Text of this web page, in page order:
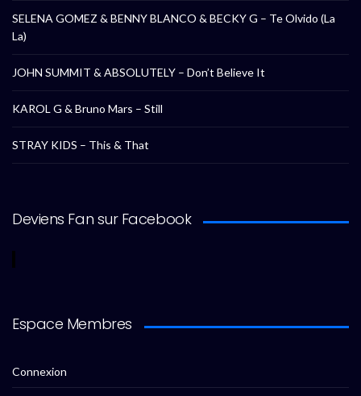
SELENA GOMEZ & BENNY BLANCO & BECKY G – Te Olvido (La
La)
JOHN SUMMIT & ABSOLUTELY – Don’t Believe It
KAROL G & Bruno Mars – Still
STRAY KIDS – This & That
Deviens Fan sur Facebook
Espace Membres
Connexion